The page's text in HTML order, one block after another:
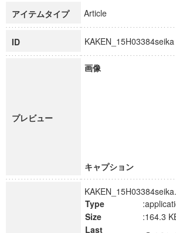
博士課程教育リーディングプログラ
アイテムタイプ Article
ID
プレビュー
画像
キャプション
Type
Size
:164.3
Last